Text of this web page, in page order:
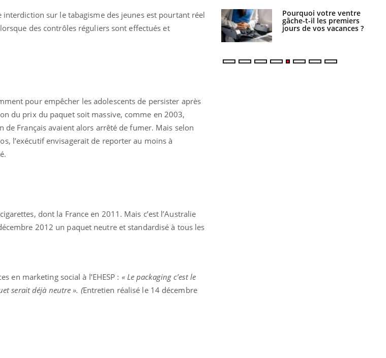
sur le tabagisme des jeunes est pourtant réel
des contrôles réguliers sont effectués et
pour empêcher les adolescents de persister après
du prix du paquet soit massive, comme en 2003,
de Français avaient alors arrêté de fumer. Mais selon
l’exécutif envisagerait de reporter au moins à
dont la France en 2011. Mais c’est l’Australie
2012 un paquet neutre et standardisé à tous les
en marketing social à l’EHESP : « Le packaging c’est le
serait déjà neutre ». (Entretien réalisé le 14 décembre
colorectal : une
simple aurait
la donne au Pays
Cytomégalovirus : ce qui
change dans la prise en
charge des femmes
Pourquoi votre ventre
gâche-t-il les premiers
jours de vos vacances ?